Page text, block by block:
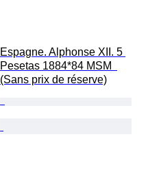
Espagne. Alphonse XII. 5
Pesetas 1884*84 MSM
(Sans prix de réserve)